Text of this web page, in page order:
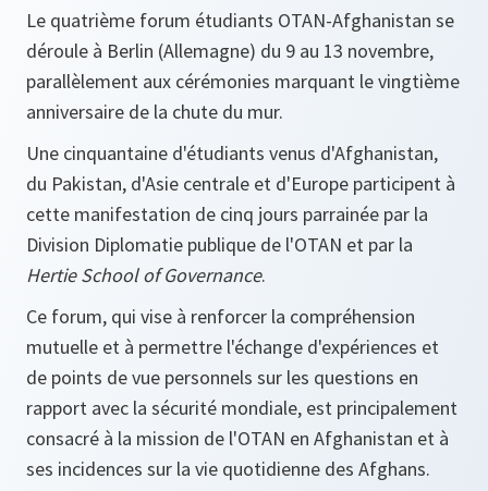
Le quatrième forum étudiants OTAN-Afghanistan se
déroule à Berlin (Allemagne) du 9 au 13 novembre,
parallèlement aux cérémonies marquant le vingtième
anniversaire de la chute du mur.
Une cinquantaine d'étudiants venus d'Afghanistan,
du Pakistan, d'Asie centrale et d'Europe participent à
cette manifestation de cinq jours parrainée par la
Division Diplomatie publique de l'OTAN et par la
Hertie School of Governance.
Ce forum, qui vise à renforcer la compréhension
mutuelle et à permettre l'échange d'expériences et
de points de vue personnels sur les questions en
rapport avec la sécurité mondiale, est principalement
consacré à la mission de l'OTAN en Afghanistan et à
ses incidences sur la vie quotidienne des Afghans.